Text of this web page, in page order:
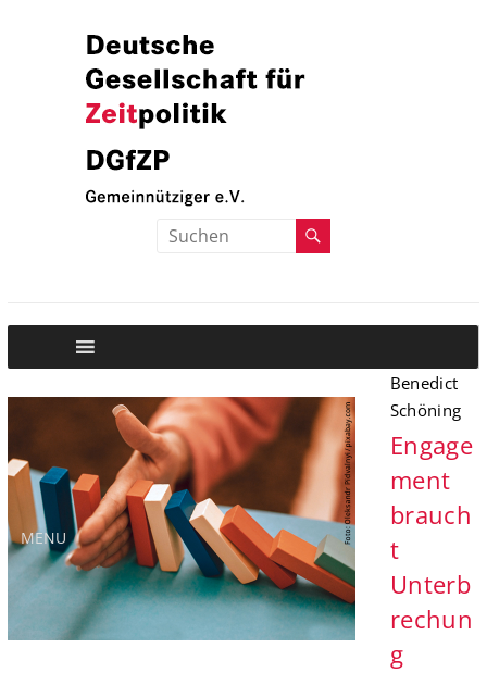
Deutsche
fuer
Zeitpolitik
MENU
Benedict
Schöning
Engage
ment
brauch
t
Unterb
rechun
g